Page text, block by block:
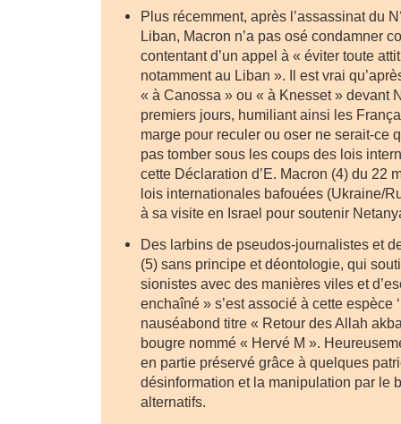
Plus récemment, après l’assassinat du
Liban, Macron n’a pas osé condamner
contentant d’un appel à « éviter toute
notamment au Liban ». Il est vrai
« à Canossa » ou « à Knesset » devant
premiers jours, humiliant ainsi les
marge pour reculer ou oser ne serait-ce
pas tomber sous les coups des lois
cette Déclaration d’E. Macron (4) du 22
lois internationales bafouées (Ukraine/
à sa visite en Israel pour soutenir
Des larbins de pseudos-journalistes et
(5) sans principe et déontologie, qui
sionistes avec des manières viles et
enchaîné » s’est associé à cette espèce
nauséabond titre « Retour des Allah
bougre nommé « Hervé M ».
en partie préservé grâce à quelques
désinformation et la manipulation par le
alternatifs.